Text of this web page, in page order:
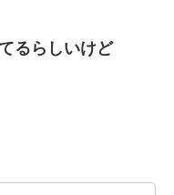
るらしいけど